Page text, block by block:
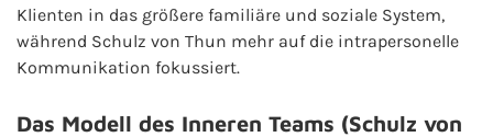
Klienten in das größere familiäre und soziale System,
während Schulz von Thun mehr auf die intrapersonelle
Kommunikation fokussiert.
Das Modell des Inneren Teams (Schulz von